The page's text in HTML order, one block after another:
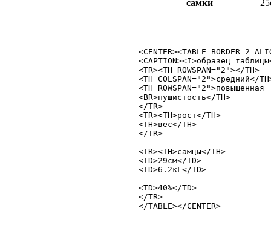
самки
<CENTER><TABLE BORDER=2
<CAPTION><I>образец
<TR><TH ROWSPAN="2"></TH>
<TH COLSPAN="2">средний</
<TH ROWSPAN="2">повышенная
<BR>пушистость</TH>
</TR>
<TR><TH>рост</TH>
<TH>вес</TH>
</TR>
<TR><TH>самцы</TH>
<TD>29см</TD>
<TD>6.2кГ</TD>
<TD>40%</TD>
</TR>